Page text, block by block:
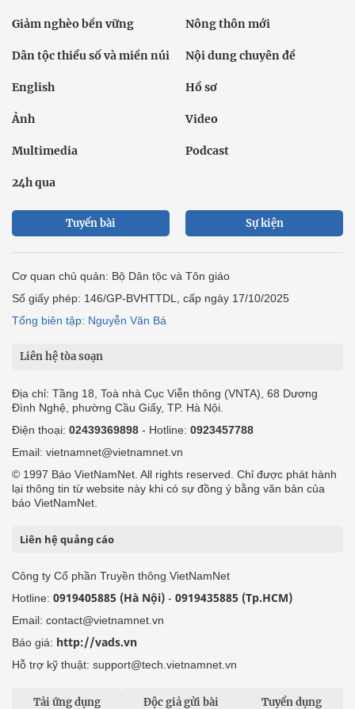
Giảm nghèo bền vững Nông thôn mới
Dân tộc thiểu số và miền núi Nội dung chuyên đề
English Hồ sơ
Ảnh Video
Multimedia Podcast
24h qua
Tuyến bài Sự kiện
Cơ quan chủ quản: Bộ Dân tộc và Tôn giáo
Số giấy phép: 146/GP-BVHTTDL, cấp ngày 17/10/2025
Tổng biên tập: Nguyễn Văn Bá
Liên hệ tòa soạn
Địa chỉ: Tầng 18, Toà nhà Cục Viễn thông (VNTA), 68 Dương
Đình Nghệ, phường Cầu Giấy, TP. Hà Nội.
Điện thoại: 02439369898 - Hotline: 0923457788
Email: vietnamnet@vietnamnet.vn
© 1997 Báo VietNamNet. All rights reserved. Chỉ được phát hành
lại thông tin từ website này khi có sự đồng ý bằng văn bản của
báo VietNamNet.
Liên hệ quảng cáo
Công ty Cổ phần Truyền thông VietNamNet
Hotline: 0919405885 (Hà Nội) - 0919435885 (Tp.HCM)
Email: contact@vietnamnet.vn
Báo giá: http://vads.vn
Hỗ trợ kỹ thuật: support@tech.vietnamnet.vn
Tải ứng dụng Độc giả gửi bài Tuyển dụng